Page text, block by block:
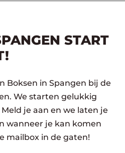
START
Boksen in Spangen bij de
We starten gelukkig
je aan en we laten je
wanneer je kan komen
mailbox in de gaten!